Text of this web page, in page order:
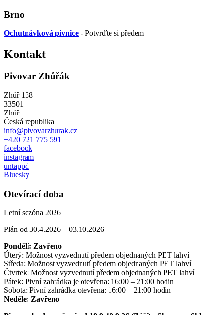
Brno
Ochutnávková pivnice - Potvrďte si předem
Kontakt
Pivovar Zhůřák
Zhůř 138
33501
Zhůř
Česká republika
info@pivovarzhurak.cz
+420 721 775 591
facebook
instagram
untappd
Bluesky
Otevírací doba
Letní sezóna 2026
Plán od 30.4.2026 – 03.10.2026
Pondělí: Zavřeno
Úterý: Možnost vyzvednutí předem objednaných PET lahví
Středa: Možnost vyzvednutí předem objednaných PET lahví
Čtvrtek: Možnost vyzvednutí předem objednaných PET lahví
Pátek: Pivní zahrádka je otevřena: 16:00 – 21:00 hodin
Sobota: Pivní zahrádka otevřena: 16:00 – 21:00 hodin
Neděle: Zavřeno